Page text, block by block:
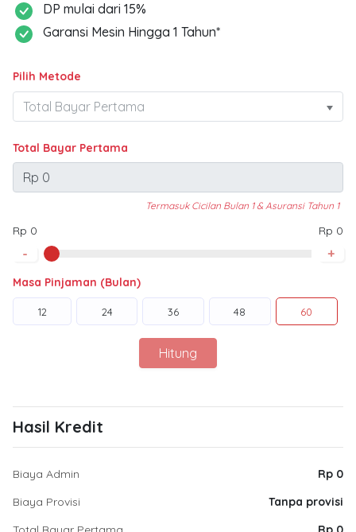
DP mulai dari 15%
Garansi Mesin Hingga 1 Tahun*
Pilih Metode
Total Bayar Pertama
Termasuk Cicilan Bulan 1 & Asuransi Tahun 1
Rp 0 Rp 0
- +
Masa Pinjaman (Bulan)
12 24 36 48 60
Hitung
Hasil Kredit
Biaya Admin
Rp 0
Biaya Provisi
Tanpa provisi